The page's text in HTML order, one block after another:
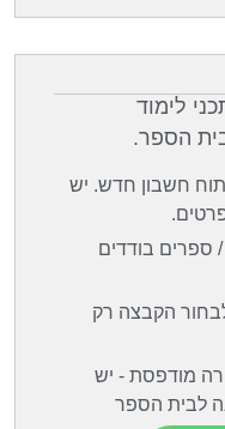
לימוד
הספר.
חשבון חדש. יש
ספרים בודדים
הקבצה רק
מודפסת - יש
לבית הספר